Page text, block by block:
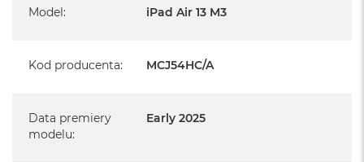
Informacje o produkcie:
Posiada pełną, 12 miesięczną gwarancję
producenta
Model: iPad Air 13 M3
Kod producenta: MCJ54HC/A
Data premiery
modelu:
Early 2025